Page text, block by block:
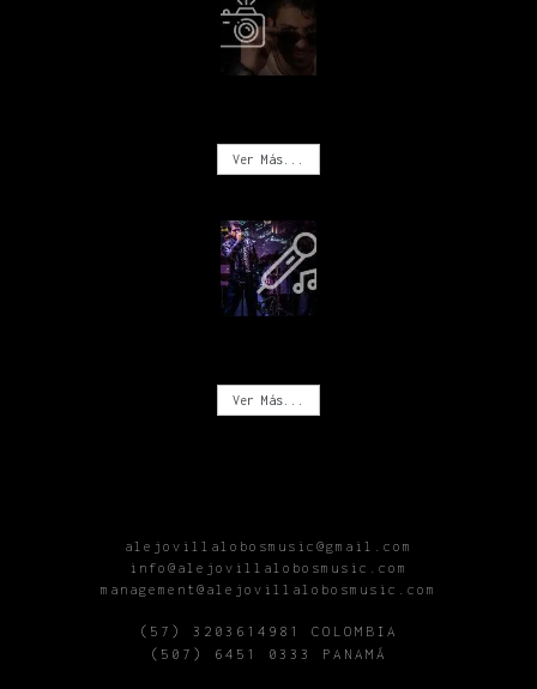
Ver Más...
Ver Más...
alejovillalobosmusic@gmail.com
info@alejovillalobosmusic.com
management@alejovillalobosmusic.com
(57) 3203614981 COLOMBIA
(507) 6451 0333 PANAMÁ